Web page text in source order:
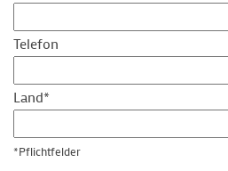
Telefon
Land*
*Pflichtfelder